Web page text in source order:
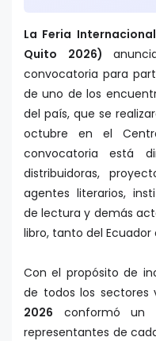
La Feria
Quito 2026)
convocatoria para
de uno de los
del país, que se
octubre en el
convocatoria está
distribuidoras,
agentes literarios,
de lectura y demás
libro, tanto del
Con el propósito de
de todos los sectores
2026 conformó un
representantes de